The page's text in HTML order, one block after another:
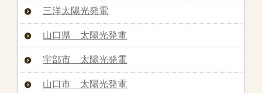
三洋太陽光発電
山口県 太陽光発電
宇部市 太陽光発電
山口市 太陽光発電